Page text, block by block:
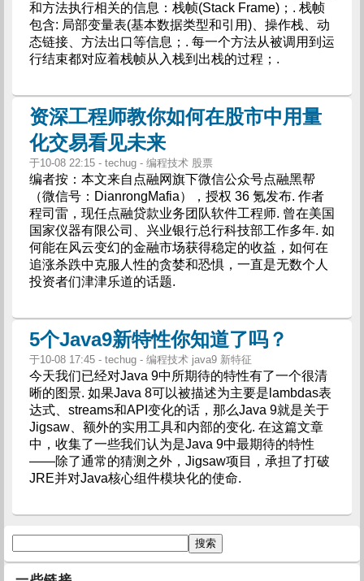
和方法执行相关的信息：栈帧(Stack Frame)；. 栈帧
包含: 局部变量表(基本数据类型和引用)、操作栈、动
态链接、方法出口等信息；. 每一个方法从被调用到运
行结束都对应着栈帧从入栈到出栈的过程；.
资深工程师教你如何在股市中用量
化交易看见未来
于10-08 22:15 - techug - 编程技术 股票
编者按：本文来自点融网旗下微信公众号点融黑帮
（微信号：DianrongMafia），授权 36 氪发布. 作者
程司雷，现任点融贷款业务团队软件工程师. 曾在美国
国家仪器有限公司、兴业银行总行科技部工作多年. 如
何能在风云变幻的金融市场获得稳定的收益，如何在
追涨杀跌中克服人性的贪婪和恐惧，一直是无数个人
投资者们津津乐道的话题.
5个Java9新特性你知道了吗？
于10-08 17:45 - techug - 编程技术 java9 新特征
今天我们已经对Java 9中所期待的特性有了一个很清
晰的图景. 如果Java 8可以被描述为主要是lambdas表
达式、streams和API变化的话，那么Java 9就是关于
Jigsaw、额外的实用工具和内部的变化. 在这篇文章
中，收集了一些我们认为是Java 9中最期待的特性
——除了通常的猜测之外，Jigsaw项目，承担了打破
JRE并对Java核心组件模块化的使命.